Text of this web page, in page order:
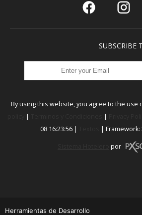
SUBSCRIBE
By using this website, you agree to the use
| |
08 16:23:56 |
| Framework:
por
Herramientas de Desarrollo